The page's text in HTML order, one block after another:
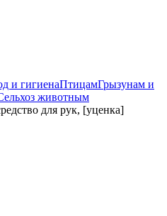
и гигиенаПтицамГрызунам и
животным
для рук, [уценка]